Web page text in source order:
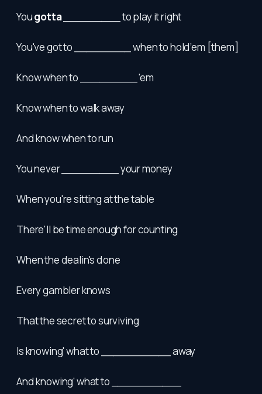
Yougotta _________ to play it right
You've got to _________ when to hold’em [them]
Know when to _________ 'em
Know when to walk away
And know when to run
You never _________ your money
When you're sitting at the table
There'll be time enough for counting
When the dealin's done
Every gambler knows
That the secret to surviving
Is knowing' what to ___________ away
And knowing' what to ___________